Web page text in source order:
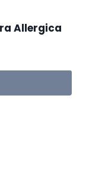
Allergica